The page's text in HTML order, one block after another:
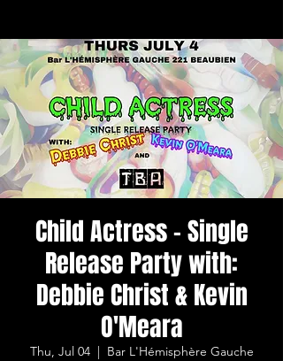
Child Actress - Single
Release Party with:
Debbie Christ & Kevin
O'Meara
Thu, Jul 04
  |
Bar L'Hémisphère Gauche